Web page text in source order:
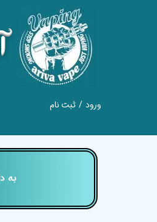
ورود / ثبت نام
تغییر گذر واژه
خروج از حساب
کاربری
به